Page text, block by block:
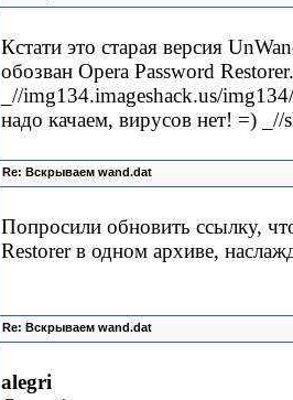
Кстати это старая версия
обозван Opera Password
_//img134.imageshack.us/
надо качаем, вирусов нет! =)
Re: Вскрываем wand.dat
Попросили обновить ссылку,
Restorer в одном архиве,
Re: Вскрываем wand.dat
alegri